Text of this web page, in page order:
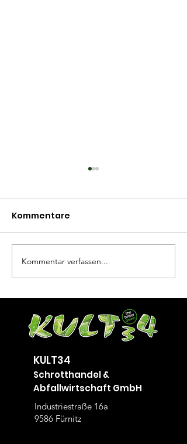
Kommentare
Kommentar verfassen...
KULT34
Schrotthandel &
Abfallwirtschaft GmbH
Industriestraße 16a
9586 Fürnitz